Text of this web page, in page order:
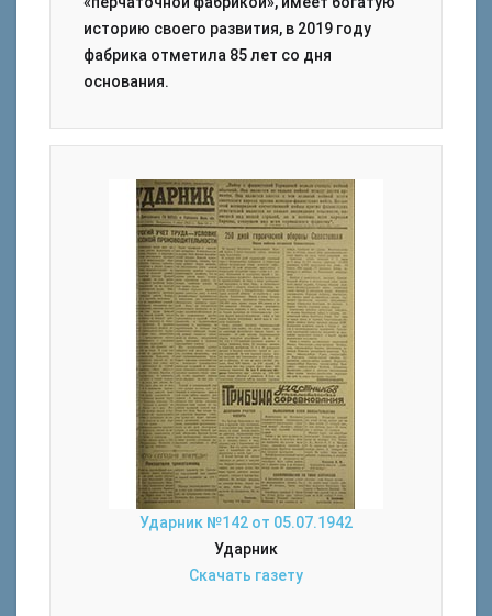
историю своего развития, в 2019 году
фабрика отметила 85 лет со дня
основания.
Ударник №142 от 05.07.1942
Ударник
Скачать газету